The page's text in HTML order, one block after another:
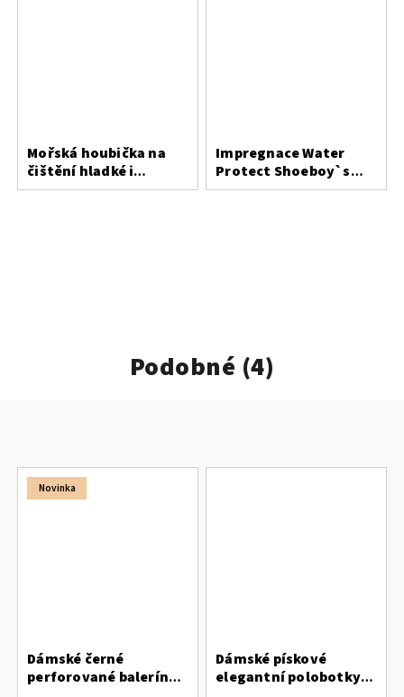
Mořská houbička na
čištění hladké i
broušené kůže
Impregnace Water
Protect Shoeboy`s
200ml
Podobné (4)
Novinka
Dámské černé
perforované baleríny
Dámské pískové
elegantní polobotky